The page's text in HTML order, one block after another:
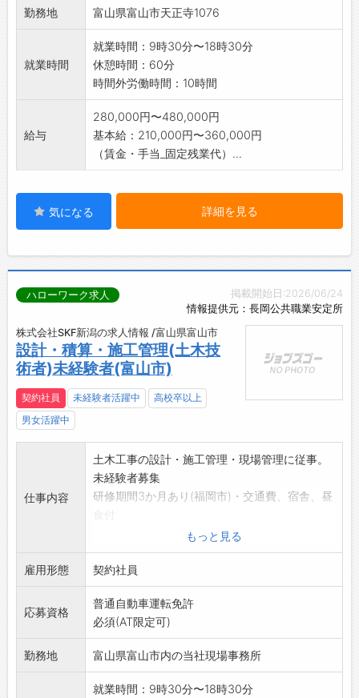
勤務地
富山県富山市天正寺1076
就業時間
就業時間：9時30分〜18時30分
休憩時間：60分
時間外労働時間：10時間
給与
280,000円〜480,000円
基本給：210,000円〜360,000円
（賃金・手当_固定残業代）...
気になる 詳細を見る
掲載開始日:2026/06/24
情報提供元：長岡公共職業安定所
ハローワーク求人
株式会社SKF新潟の求人情報 /富山県富山市
設計・積算・施工管理(土木技
術者)未経験者(富山市)
契約社員 未経験者活躍中
高校卒以上
男女活躍中
仕事内容
土木工事の設計・施工管理・現場管理に従事。
未経験者募集
研修期間3か月あり(福岡市)・交通費、宿舎、昼
社会保険加入・資格取得支援制度あり
業務上、車を使用する機会:有り
※変更範囲:会社の定める範囲
もっと見る
雇用形態 契約社員
応募資格
普通自動車運転免許
必須(AT限定可)
勤務地 富山県富山市内の当社現場事務所
就業時間：9時30分〜18時30分